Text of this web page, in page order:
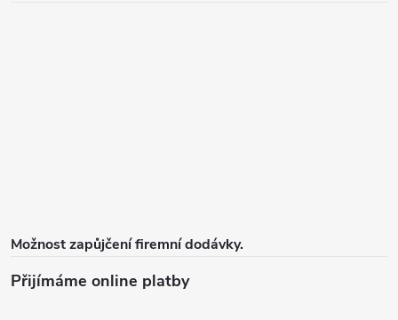
Možnost zapůjčení firemní dodávky.
Přijímáme online platby